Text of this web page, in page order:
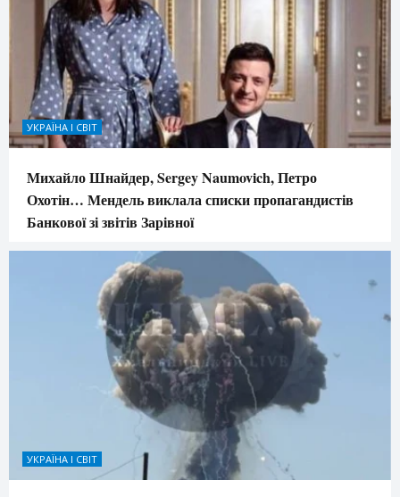
УКРАЇНА І СВІТ
Михайло Шнайдер, Sergey Naumovich, Петро
Охотін… Мендель виклала списки пропагандистів
Банкової зі звітів Зарівної
УКРАЇНА І СВІТ